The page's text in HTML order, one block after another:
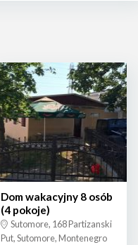
Dom wakacyjny 8 osób
(4 pokoje)
Sutomore, 168 Partizanski
Put, Sutomore, Montenegro